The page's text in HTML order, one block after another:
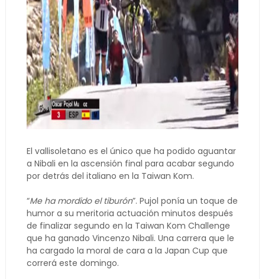
El vallisoletano es el único que ha podido aguantar
a Nibali en la ascensión final para acabar segundo
por detrás del italiano en la Taiwan Kom.
“Me ha mordido el tiburón”. Pujol ponía un toque de
humor a su meritoria actuación minutos después
de finalizar segundo en la Taiwan Kom Challenge
que ha ganado Vincenzo Nibali. Una carrera que le
ha cargado la moral de cara a la Japan Cup que
correrá este domingo.